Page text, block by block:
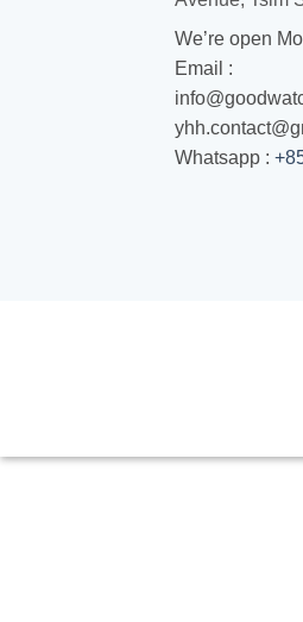
We’re open
Email :
Whatsapp :